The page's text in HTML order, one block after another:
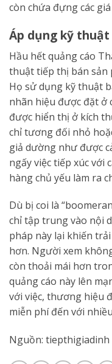
còn chứa đựng các
Áp dụng kỹ thuật
Hầu hết quảng cáo
thuật tiếp thị bán sản
Họ sử dụng kỹ thuật
nhãn hiệu được đặt ở
được hiển thị ở kích
chỉ tương đối nhỏ
giả dường như được
ngấy việc tiếp xúc với
hàng chủ yếu làm ra
Dù bị coi là
chỉ tập trung vào nội
pháp này lại khiến
hơn. Người xem
còn thoải mái hơn
quảng cáo này lên
với việc, thương hiệu
miễn phí đến với
Nguồn: tiepthigiadinh